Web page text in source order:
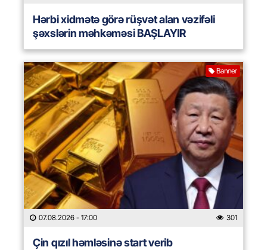
Hərbi xidmətə görə rüşvət alan vəzifəli
şəxslərin məhkəməsi BAŞLAYIR
Banner
07.08.2026 - 17:00 301
Çin qızıl həmləsinə start verib